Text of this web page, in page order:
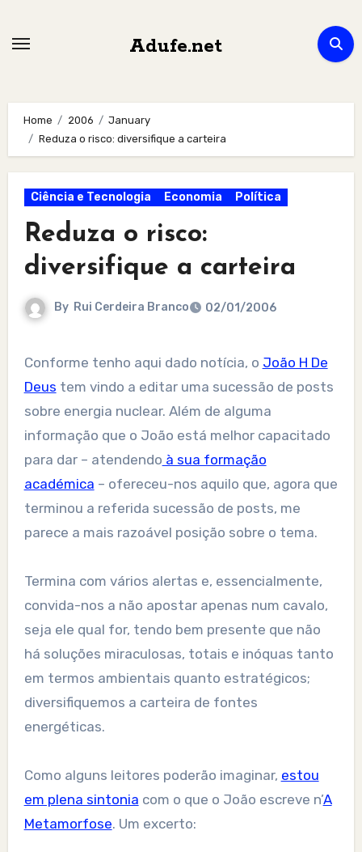
Adufe.net
Home 2006
January
Reduza o risco: diversifique a carteira
Ciência e Tecnologia Economia Política
Reduza o risco:
diversifique a carteira
By Rui Cerdeira Branco 02/01/2006
Conforme tenho aqui dado notícia, o João H De
Deus tem vindo a editar uma sucessão de posts
sobre energia nuclear. Além de alguma
informação que o João está melhor capacitado
para dar – atendendo à sua formação
académica – ofereceu-nos aquilo que, agora que
terminou a referida sucessão de posts, me
parece a mais razoável posição sobre o tema.
Termina com vários alertas e, essencialmente,
convida-nos a não apostar apenas num cavalo,
seja ele qual for, tendo bem presente que não
há soluções miraculosas, totais e inóquas tanto
em termos ambientais quanto estratégicos;
diversifiquemos a carteira de fontes
energéticas.
Como alguns leitores poderão imaginar, estou
em plena sintonia com o que o João escreve n’A
Metamorfose. Um excerto: